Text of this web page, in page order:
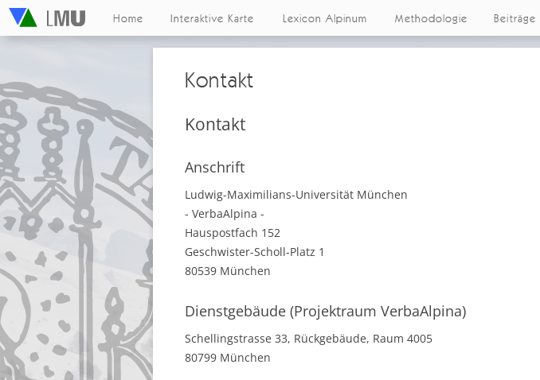
Home Interaktive Karte Lexicon Alpinum Methodologie Beiträge
Kontakt
Kontakt
Anschrift
Ludwig-Maximilians-Universität München
- VerbaAlpina -
Hauspostfach 152
Geschwister-Scholl-Platz 1
80539 München
Dienstgebäude (Projektraum VerbaAlpina)
Schellingstrasse 33, Rückgebäude, Raum 4005
80799 München